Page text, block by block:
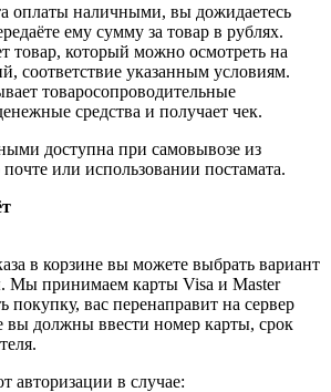
оплаты наличными, вы дожидаетесь
ему сумму за товар в рублях.
товар, который можно осмотреть на
соответствие указанным условиям.
товаросопроводительные
средства и получает чек.
доступна при самовывозе из
или использовании постамата.
в корзине вы можете выбрать вариант
Мы принимаем карты Visa и Master
покупку, вас перенаправит на сервер
вы должны ввести номер карты, срок
авторизации в случае: